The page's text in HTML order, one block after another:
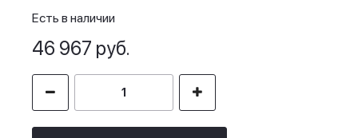
Есть в наличии
46 967 руб.